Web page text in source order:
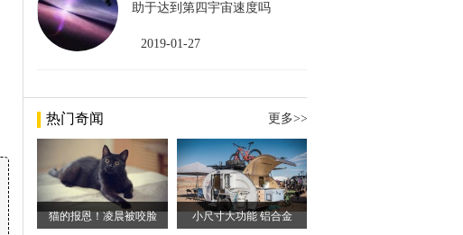
助于达到第四宇宙速度吗
2019-01-27
热门奇闻 更多>>
猫的报恩！凌晨被咬脸 小尺寸大功能 铝合金